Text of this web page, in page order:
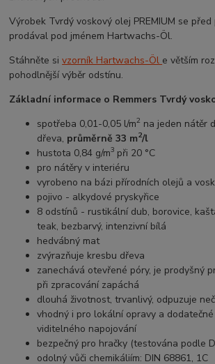
Výrobek Tvrdý voskový olej PREMIUM se
prodával pod jménem Hartwachs-Öl.
Stáhněte sivzorník Hartwachs-Öl e větším
pohodlnější výběr odstínu.
Základní informace o Remmers Tvrdý
spotřeba 0,01-0,05 l/m2 na jeden nátěr
dřeva, průměrně 33 m2/l
hustota 0,84 g/m3 při 20 °C
pro nátěry v interiéru
vyrobeno na bázi přírodních olejů a
pojivo - alkydové pryskyřice
8 odstínů - rustikální dub, borovice,
teak, bezbarvý, intenzivní bílá
hedvábný mat
zvýrazňuje kresbu dřeva
zanechává otevřené póry, je prodyšný
při zpracování zapáchá
dlouhá životnost, trvanlivý, odpuzuje
vhodný i pro lokální opravy a
viditelného napojování
bezpečný pro hračky (testována podle
odolný vůči chemikáliím: DIN 68861, 1C